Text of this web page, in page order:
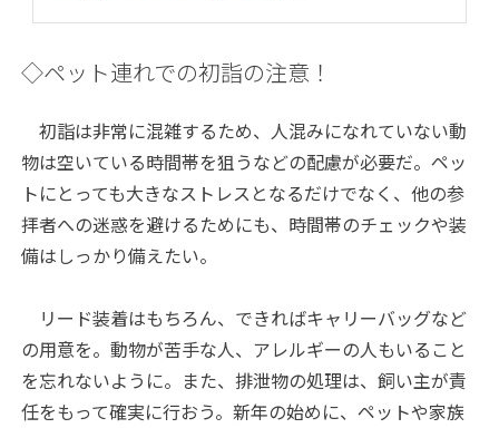
◇ペット連れでの初詣の注意！
初詣は非常に混雑するため、人混みになれていない動
物は空いている時間帯を狙うなどの配慮が必要だ。ペッ
トにとっても大きなストレスとなるだけでなく、他の参
拝者への迷惑を避けるためにも、時間帯のチェックや装
備はしっかり備えたい。
リード装着はもちろん、できればキャリーバッグなど
の用意を。動物が苦手な人、アレルギーの人もいること
を忘れないように。また、排泄物の処理は、飼い主が責
任をもって確実に行おう。新年の始めに、ペットや家族